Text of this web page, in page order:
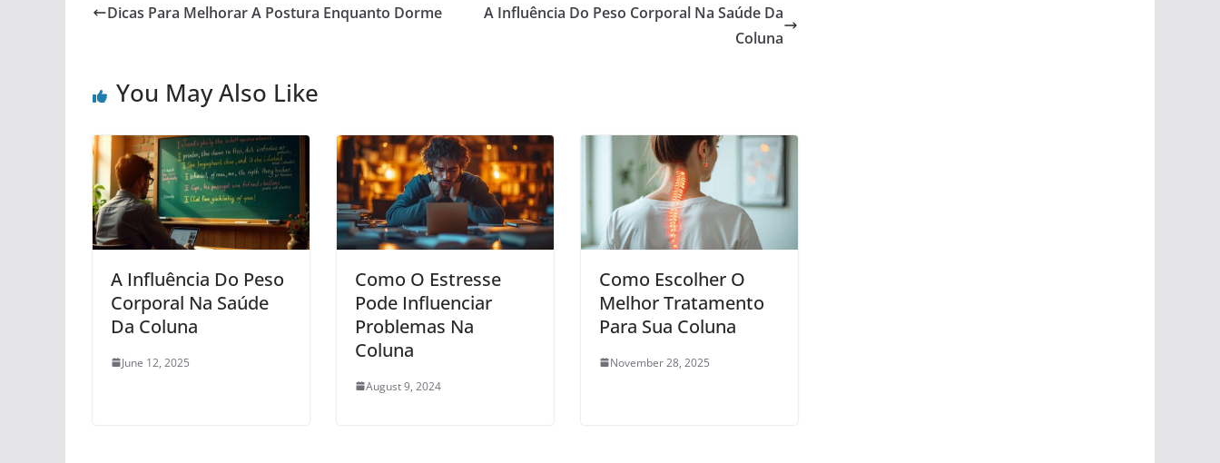
Dicas Para Melhorar A Postura Enquanto Dorme
A Influência Do Peso Corporal Na Saúde Da
Coluna
You May Also Like
A Influência Do Peso
Corporal Na Saúde
Da Coluna
June 12, 2025
Como O Estresse
Pode Influenciar
Problemas Na
Coluna
August 9, 2024
Como Escolher O
Melhor Tratamento
Para Sua Coluna
November 28, 2025